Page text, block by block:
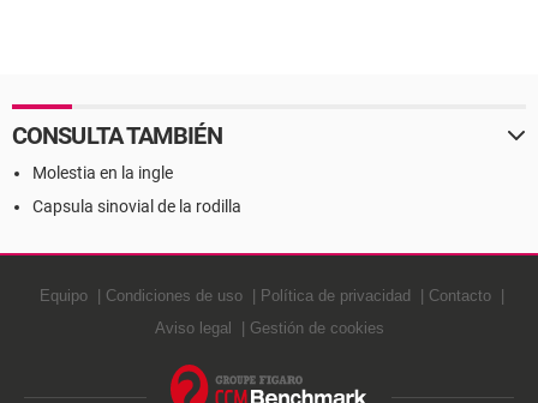
CONSULTA TAMBIÉN
Molestia en la ingle
Capsula sinovial de la rodilla
Equipo Condiciones de uso Política de privacidad
Contacto
Aviso legal
Gestión de cookies